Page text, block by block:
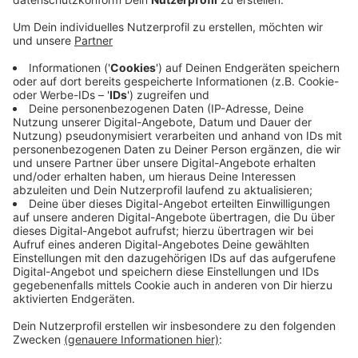
Passanten einen Rucksack und eine Handtasche zu
erbeuten, sie bedrohten ihre Opfer dabei wohl mit
einem Messer.
Veröffentlicht: Mittwoch, 15.02.2023 17:55
Anzeige
Beim dritten Mal waren sie wohl erfolgreich, von einer
16-Jährigen erbeuteten sie Anfang des Monats ein
Smartphone. Polizeibeamte durchsuchten die
Wohnungen, in denen die verdächtigen Jugendlichen
leben, die Ermittler stellten auch Beweise sicher. Die
Ermittlungen gehen weiter.
Anzeige